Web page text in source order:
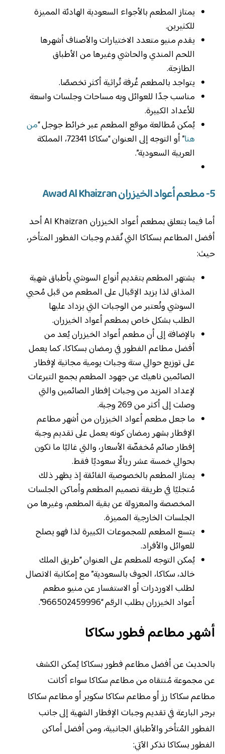
يمتاز المطعم بالأجواء السعودية الهادئة المميزة
للكثيرين.
يقدم منيو متعدد الاختيارات والأصناف أشهرها
اللحم المندي والحاشي وغيرها من الأطباق
الطازجة.
يتواجد بالمطعم غُرفة تُراثية أكثر تخصصًا.
مناسب جدًا للعوائل وبه مساحات وجلسات واسعة
للأعداد الكبيرة.
يُمكن مُطالعة موقع المطعم عبر خرائط جوجل “من
هنا
” أو التوجه إلى العنوان “سكاكا 72341، المملكة
العربية السعودية”.
5- مطعم أعواد الخيزران Awad Al Khaizran
أما فيما يتعلق بمطعم أعواد الخيزران Al Khaizran أحد
أفضل المطاعم بسكاكا التي تٌقدم وجبات الفطور المتأخر،
حيث:
يشتهر المطعم بتقديم أنواع السوشي بأطباق شهية
المذاق لذا يزيد الإقبال على المطعم من قبل مُحبي
السوشي وتُعتبر من الوجبات التي يزداد عليها
الطلب بشكل خاص بمطعم أعواد الخيزران.
بالإضافة إلى أن مطعم أعواد الخيزران يُعد من
أفضل مطاعم الفطور في رمضان بسكاكا، كما يعمل
على توزيع حوالي ستة وجبات يومية مجانية لإفطار
الصائمين ناهيك عن جهود المطعم بجمع التبرعات
لإعداد المزيد من وجبات إفطار الصائمين والتي
وصلت إلى أكثر من 269 وجبة.
ما جعل مطعم أعواد الخيزران من أشهر مطاعم
الإفطار بشهر رمضان كونه يعمل على تقديم وجبة
إفطار صائم مُخفضّة الأسعار، والتي غالبًا ما تكون
بحوالي خمسة عشر ريالًا سعوديًا فقط.
يمتاز المطعم بالخصوصية الفائقة إذ يظهر ذلك
مُتجليًا في طريقة تصميم المطعم وأماكن الجلسات
المخصصة والمعزولة عن بقية المطعم، وغيرها من
الجلسات الخارجية المميزة.
يتسع المطعم للمجموعات الكبيرة لذا فهو يصلح
للعوائل والأفراد.
يُمكن التوجه للمطعم على العنوان “طريق الملك
خالد، سكاكا، الجوف بالسعودية” مع إمكانية الاتصال
لطلب الاوردرات أو الاستفسار عن منيو مطعم
أعواد الخيزران بطلب الرقم “966502459996”.
أشهر مطاعم فطور سكاكا
بالحديث عن أفضل مطاعم فطور بسكاكا يُمكن الكشف
عن مجموعة مُنتقاه من مطاعم سكاكا سواء أكانت
مطاعم سكاكا رز أو مطاعم سكاكا سكوير أو مطاعم سكاكا
برجر البارعة في تقديم وجبات الإفطار الشهية إلى جانب
الفطور المُتأخر والأطباق الجانبية، ومن أفضل أماكن
الفطور بسكاكا نذكر الآتي: